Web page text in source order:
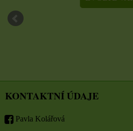
KONTAKTNÍ ÚDAJE
Pavla Kolářová